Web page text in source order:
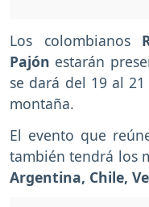
Los colombianos
Pajón estarán
se dará del 19 al
montaña.
El evento que
también tendrá los
Argentina, Chile,